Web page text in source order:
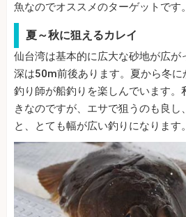
魚なのでオススメのターゲットです。
夏～秋に狙えるカレイ
仙台湾は基本的に広大な砂地が広が
深は50m前後あります。夏から冬に
釣り師が船釣りを楽しんでいます。
きなのですが、エサで狙うのも良し
と、とても幅が広い釣りになります。